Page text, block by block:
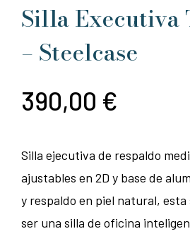
Silla Executiva
– Steelcase
390,00 €
Silla ejecutiva de respaldo
ajustables en 2D y base de
y respaldo en piel natural,
ser una silla de oficina